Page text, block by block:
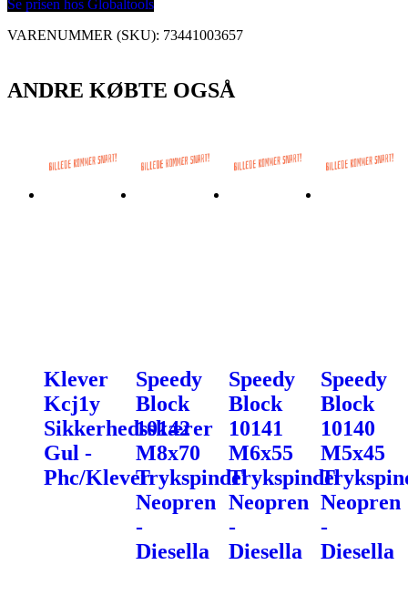
Se prisen hos Globaltools
VARENUMMER (SKU): 73441003657
ANDRE KØBTE OGSÅ
Klever
Kcj1y
Sikkerhedsskærer
Gul -
Phc/Klever
Speedy
Block
10142
M8x70
Trykspindel
Neopren
-
Diesella
Speedy
Block
10141
M6x55
Trykspindel
Neopren
-
Diesella
Speedy
Block
10140
M5x45
Neopren
-
Diesella